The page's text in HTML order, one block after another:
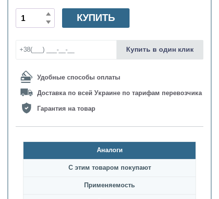
Удобные способы оплаты
Доставка по всей Украине по тарифам перевозчика
Гарантия на товар
КУПИТЬ
Купить в один клик
Аналоги
С этим товаром покупают
Применяемость